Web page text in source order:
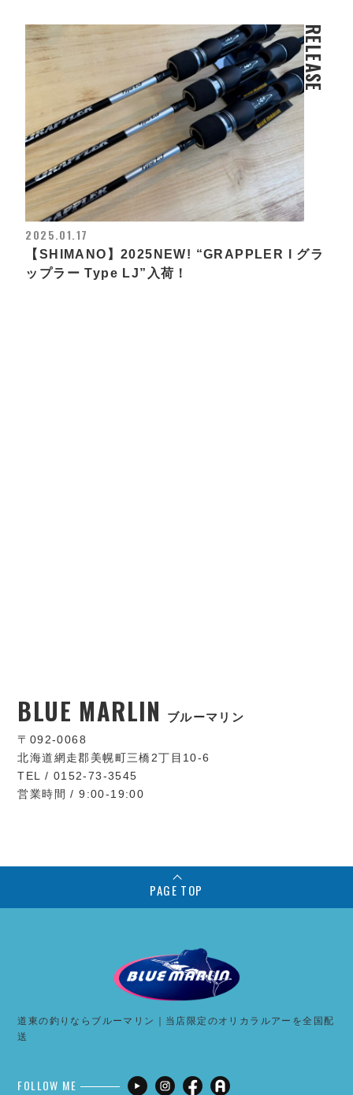
RELEASE
2025.01.17
【SHIMANO】2025NEW! “GRAPPLER l グラ
ップラー Type LJ”入荷！
BLUE MARLIN ブルーマリン
〒092-0068
北海道網走郡美幌町三橋2丁目10-6
TEL / 0152-73-3545
営業時間 / 9:00-19:00
PAGE TOP
道東の釣りならブルーマリン｜当店限定のオリカラルアーを全国配
送
FOLLOW ME